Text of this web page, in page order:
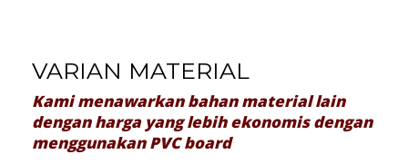
VARIAN MATERIAL
Kami menawarkan bahan material lain
dengan harga yang lebih ekonomis dengan
menggunakan PVC board